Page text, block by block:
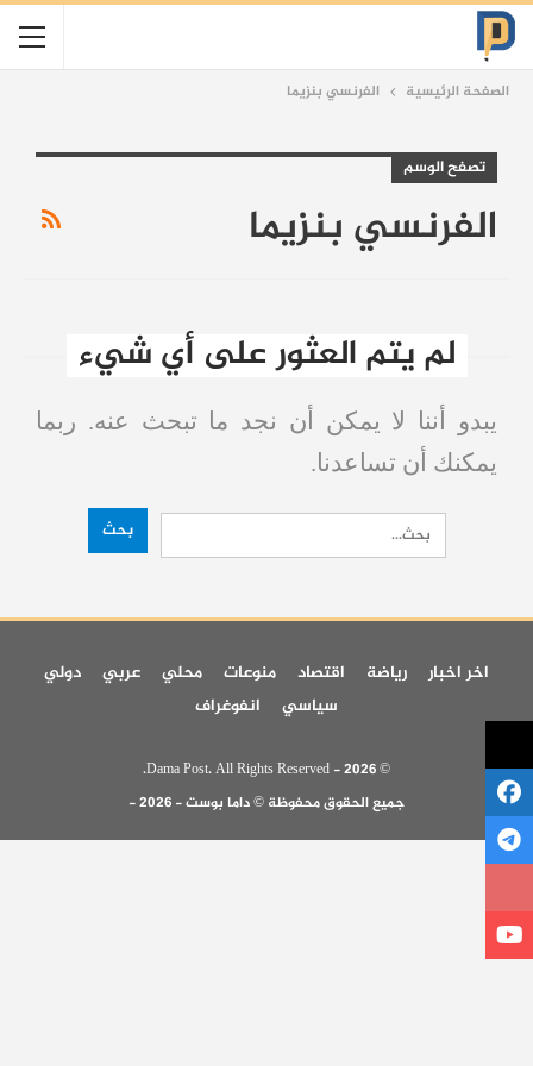
الصفحة الرئيسية الفرنسي بنزيما
تصفح الوسم
الفرنسي بنزيما
لم يتم العثور على أي شيء
يبدو أننا لا يمكن أن نجد ما تبحث عنه. ربما
يمكنك أن تساعدنا.
اخر اخبار رياضة اقتصاد منوعات محلي عربي
دولي
سياسي
انفوغراف
© 2026 - Dama Post. All Rights Reserved.
جميع الحقوق محفوظة © داما بوست - 2026 -